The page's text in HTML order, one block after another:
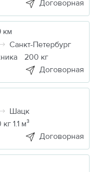
Договорная
км
Санкт-Петербург
200 кг
Договорная
Шацк
1.1 м³
Договорная